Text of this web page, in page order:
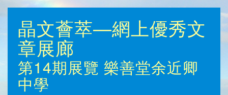
晶文薈萃—網上優秀文
章展廊
第14期展覽 樂善堂余近卿
中學